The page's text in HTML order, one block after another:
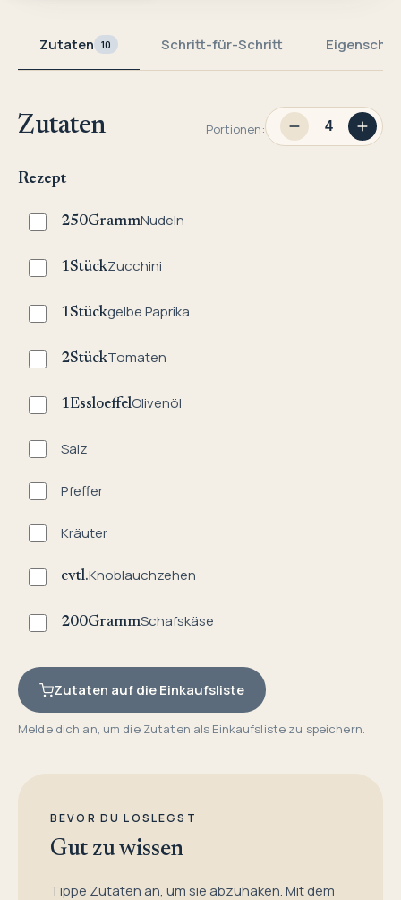
Zutaten 10 Schritt-für-Schritt
Zutaten Portionen:
Rezept
250GrammNudeln
1StückZucchini
1Stückgelbe Paprika
2StückTomaten
1EssloeffelOlivenöl
Salz
Pfeffer
Kräuter
evtl.Knoblauchzehen
200GrammSchafskäse
Zutaten auf die Einkaufsliste
Melde dich an, um die Zutaten als Einkaufsliste zu speichern.
BEVOR DU LOSLEGST
Gut zu wissen
Tippe Zutaten an, um sie abzuhaken. Mit dem